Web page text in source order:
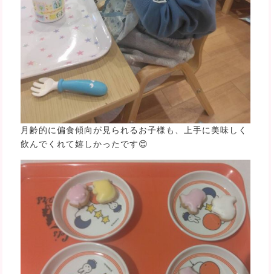
月齢的に偏食傾向が見られるお子様も、上手に美味しく
飲んでくれて嬉しかったです😊